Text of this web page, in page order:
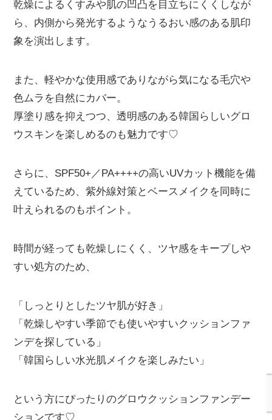
乾燥によるくすみや肌の凹凸を目立ちにくくしなが
ら、内側から発光するようなうるおい感のある肌印
象を演出します。
また、軽やかな使用感でありながら気になる毛穴や
色ムラを自然にカバー。
厚塗り感を抑えつつ、透明感のある韓国らしいグロ
ウスキンを楽しめるのも魅力です♡
さらに、SPF50+／PA++++の高いUVカット機能を備
えているため、紫外線対策とベースメイクを同時に
叶えられるのもポイント。
時間が経っても乾燥しにくく、ツヤ感をキープしや
すい処方のため、
「しっとりとしたツヤ肌が好き」
「乾燥しやすい季節でも使いやすいクッションファ
ンデを探している」
「韓国らしい水光肌メイクを楽しみたい」
という方にぴったりのグロウクッションファンデー
ションです♡